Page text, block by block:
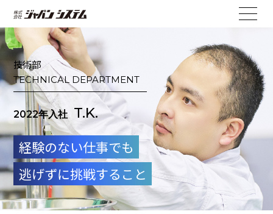
技術部
TECHNICAL DEPARTMENT
2022年入社 T.K.
経験のない仕事でも
逃げずに挑戦すること